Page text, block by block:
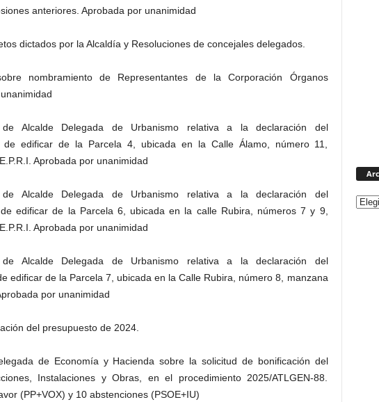
anteriores. Aprobada por unanimidad
dictados por la Alcaldía y Resoluciones de concejales delegados.
nombramiento de Representantes de la Corporación Órganos
Alcalde Delegada de Urbanismo relativa a la declaración del
de edificar de la Parcela 4, ubicada en la Calle Álamo, número 11,
Aprobada por unanimidad
Alcalde Delegada de Urbanismo relativa a la declaración del
edificar de la Parcela 6, ubicada en la calle Rubira, números 7 y 9,
Aprobada por unanimidad
Alcalde Delegada de Urbanismo relativa a la declaración del
edificar de la Parcela 7, ubicada en la Calle Rubira, número 8, manzana
por unanimidad
del presupuesto de 2024.
de Economía y Hacienda sobre la solicitud de bonificación del
Instalaciones y Obras, en el procedimiento 2025/ATLGEN-88.
(PP+VOX) y 10 abstenciones (PSOE+IU)